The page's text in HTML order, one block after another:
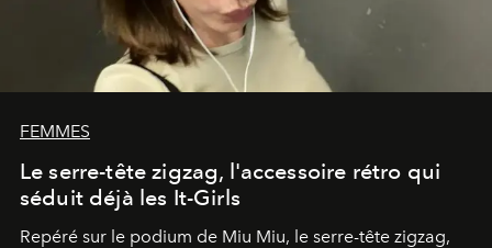
FEMMES
Le serre-tête zigzag, l'accessoire rétro qui
séduit déjà les It-Girls
Repéré sur le podium de Miu Miu, le serre-tête zigzag,